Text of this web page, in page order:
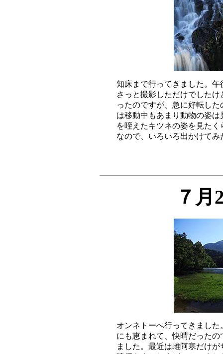
知床まで行ってきました。
さっと撮影しただけでした
ったのですが、急に好転し
は移動中もあまり動物の姿
を咥えたキツネの姿を見た
７月
オンネトーへ行ってきまし
にも恵まれて、快晴だった
ました。最近は雌阿寒だけ